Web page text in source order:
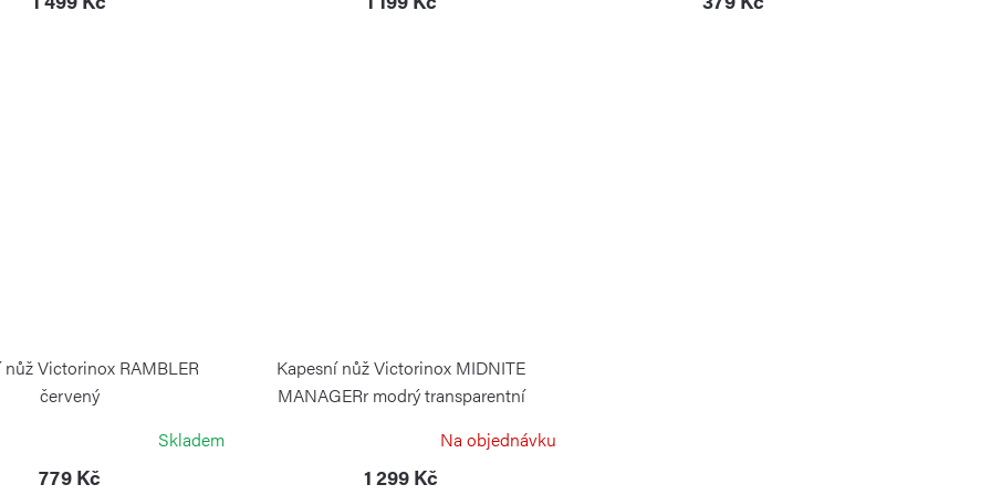
nůž Victorinox RAMBLER
červený
Skladem
779 Kč
Kapesní nůž Victorinox MIDNITE
MANAGERr modrý transparentní
Na objednávku
1 299 Kč